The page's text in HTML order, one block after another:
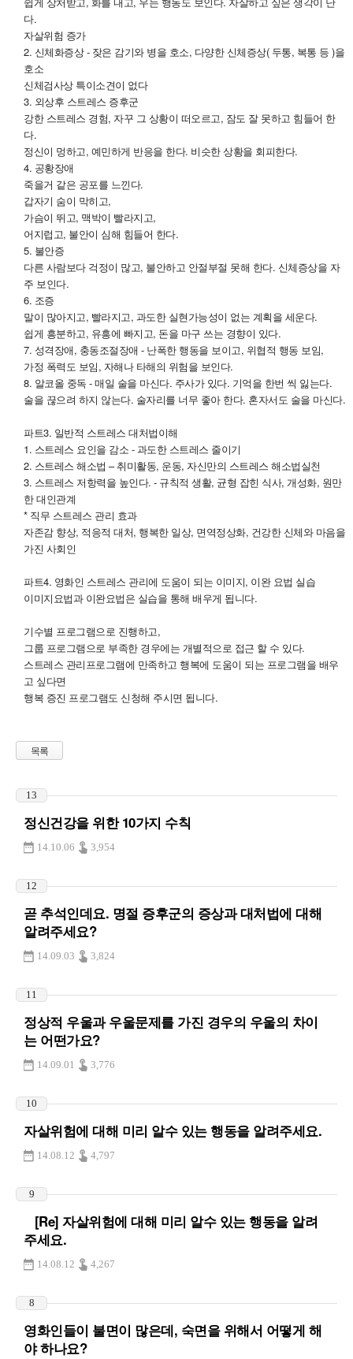
다.
자살위험 증가
2. 신체화증상 - 잦은 감기와 병을 호소, 다양한 신체증상( 두통, 복통 등 )을
호소
신체검사상 특이소견이 없다
3. 외상후 스트레스 증후군
강한 스트레스 경험, 자꾸 그 상황이 떠오르고, 잠도 잘 못하고 힘들어 한
다.
정신이 멍하고, 예민하게 반응을 한다. 비슷한 상황을 회피한다.
4. 공황장애
죽을거 같은 공포를 느낀다.
갑자기 숨이 막히고,
가슴이 뛰고, 맥박이 빨라지고,
어지럽고, 불안이 심해 힘들어 한다.
5. 불안증
다른 사람보다 걱정이 많고, 불안하고 안절부절 못해 한다. 신체증상을 자
주 보인다.
6. 조증
말이 많아지고, 빨라지고, 과도한 실현가능성이 없는 계획을 세운다.
쉽게 흥분하고, 유흥에 빠지고, 돈을 마구 쓰는 경향이 있다.
7. 성격장애, 충동조절장애 - 난폭한 행동을 보이고, 위협적 행동 보임,
가정 폭력도 보임, 자해나 타해의 위험을 보인다.
8. 알코올 중독 - 매일 술을 마신다. 주사가 있다. 기억을 한번 씩 잃는다.
술을 끊으려 하지 않는다. 술자리를 너무 좋아 한다. 혼자서도 술을 마신다.
파트3. 일반적 스트레스 대처법이해
1. 스트레스 요인을 감소 - 과도한 스트레스 줄이기
2. 스트레스 해소법 – 취미활동, 운동, 자신만의 스트레스 해소법실천
3. 스트레스 저항력을 높인다. - 규칙적 생활, 균형 잡힌 식사, 개성화, 원만
한 대인관계
* 직무 스트레스 관리 효과
자존감 향상, 적응적 대처, 행복한 일상, 면역정상화, 건강한 신체와 마음을
가진 사회인
파트4. 영화인 스트레스 관리에 도움이 되는 이미지, 이완 요법 실습
이미지요법과 이완요법은 실습을 통해 배우게 됩니다.
기수별 프로그램으로 진행하고,
그룹 프로그램으로 부족한 경우에는 개별적으로 접근 할 수 있다.
스트레스 관리프로그램에 만족하고 행복에 도움이 되는 프로그램을 배우
고 싶다면
행복 증진 프로그램도 신청해 주시면 됩니다.
목록
13
정신건강을 위한 10가지 수칙
14.10.06 3,954
12
곧 추석인데요. 명절 증후군의 증상과 대처법에 대해
알려주세요?
14.09.03 3,824
11
정상적 우울과 우울문제를 가진 경우의 우울의 차이
는 어떤가요?
14.09.01 3,776
10
자살위험에 대해 미리 알수 있는 행동을 알려주세요.
14.08.12 4,797
9
[Re] 자살위험에 대해 미리 알수 있는 행동을 알려
주세요.
14.08.12 4,267
8
영화인들이 불면이 많은데, 숙면을 위해서 어떻게 해
야 하나요?